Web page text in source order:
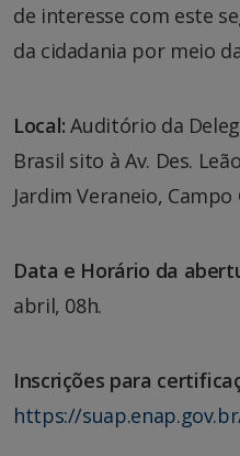
de interesse com este
da cidadania por meio
Local: Auditório da
Brasil sito à Av. Des.
Jardim Veraneio, Campo
Data e Horário da
abril, 08h.
Inscrições para
https://